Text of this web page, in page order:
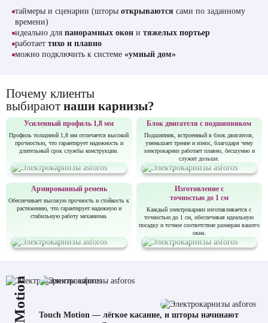
таймеры и сценарии (шторы открываются сами по заданному
времени)
идеально для панорамных окон и тяжелых портьер
работает тихо и плавно
можно подключить к системе «умный дом»
Почему клиенты
выбирают наши карнизы?
Усиленный профиль 1,8 мм
Профиль толщиной 1,8 мм отличается высокой
прочностью, что гарантирует надежность и
длительный срок службы конструкции.
Блок двигателя с подшипником
Подшипник, встроенный в блок двигателя,
уменьшает трение и износ, благодаря чему
электрокарниз работает плавно, бесшумно и
служит дольше.
Армированный ремень
Обеспечивает высокую прочность и стойкость к
растяжению, что гарантирует надежную и
стабильную работу механизма.
Изготовление с
точностью до 1 см
Каждый электрокарниз изготавливается с
точностью до 1 см, обеспечивая идеальную
посадку и точное соответствие размерам вашего
окна.
Touch Motion — лёгкое касание, и шторы начинают